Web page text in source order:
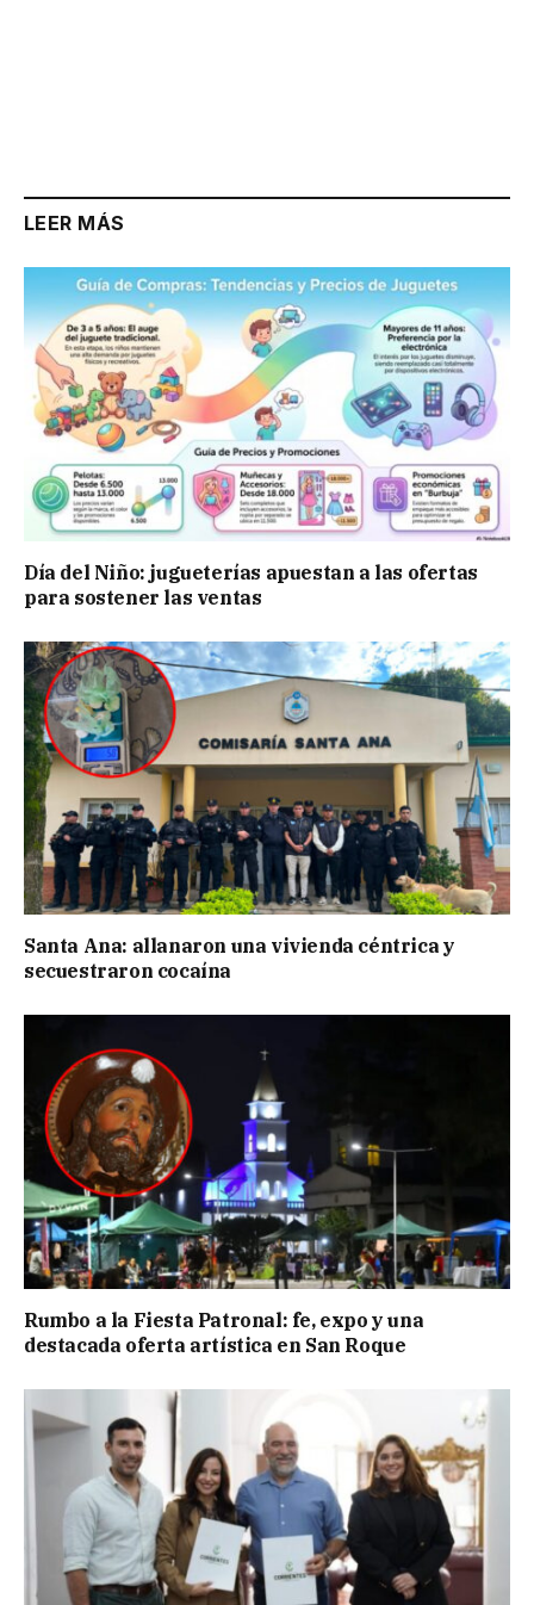
LEER MÁS
Día del Niño: jugueterías apuestan a las ofertas
para sostener las ventas
Santa Ana: allanaron una vivienda céntrica y
secuestraron cocaína
Rumbo a la Fiesta Patronal: fe, expo y una
destacada oferta artística en San Roque